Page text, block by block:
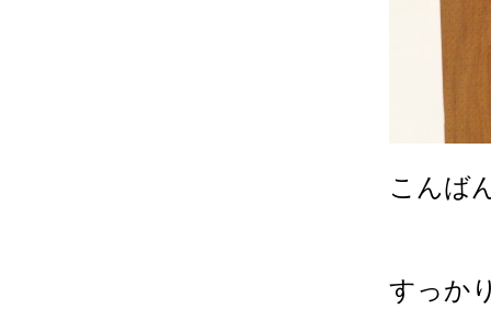
こんば
すっか